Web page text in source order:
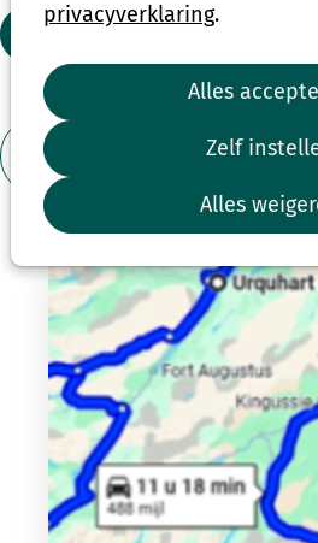
privacyverklaring.
Alles
Zelf
Alles
Zoeken
2 3 4